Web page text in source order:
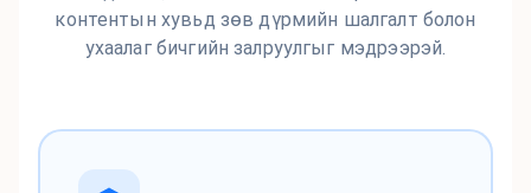
контентын хувьд зөв дүрмийн шалгалт болон
ухаалаг бичгийн залруулгыг мэдрээрэй.